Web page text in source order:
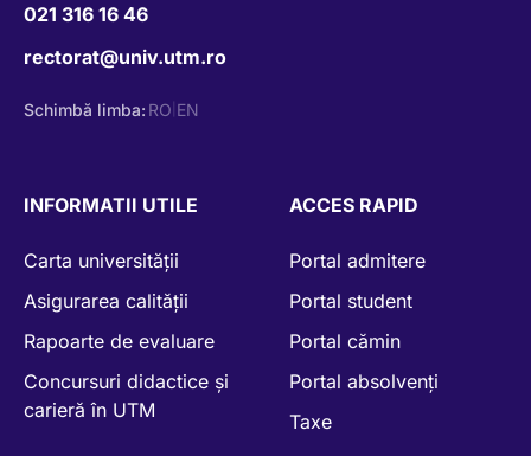
021 316 16 46
rectorat@univ.utm.ro
Schimbă limba: RO EN
INFORMATII UTILE
Carta universității
Asigurarea calității
Rapoarte de evaluare
Concursuri didactice și
carieră în UTM
ACCES RAPID
Portal admitere
Portal student
Portal cămin
Portal absolvenți
Taxe